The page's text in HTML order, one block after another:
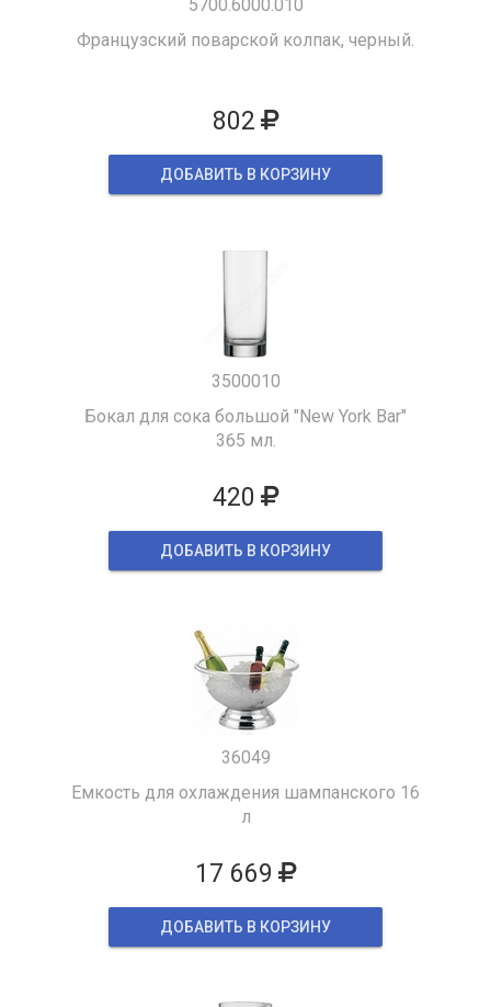
5700.6000.010
Французский поварской колпак, черный.
802
ДОБАВИТЬ В КОРЗИНУ
3500010
Бокал для сока большой "New York Bar"
365 мл.
420
ДОБАВИТЬ В КОРЗИНУ
36049
Емкость для охлаждения шампанского 16
л
17 669
ДОБАВИТЬ В КОРЗИНУ